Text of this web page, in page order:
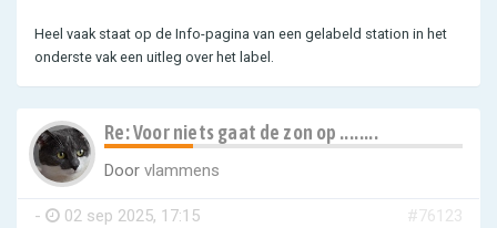
Heel vaak staat op de Info-pagina van een gelabeld station in het
onderste vak een uitleg over het label.
Re: Voor niets gaat de zon op ........
Door vlammens
- 02 sep 2025, 17:15 #76123